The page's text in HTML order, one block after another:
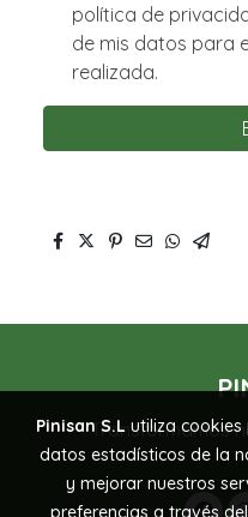
política de privacidad y acepto el
de mis datos para
realizada.
Transformamos
Pinisan S.L utiliza
datos estadísticos de la
y mejorar nuestros
preferencias a través